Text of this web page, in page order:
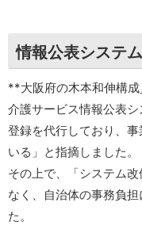
情報公表システ
**大阪府の木本和伸構成
介護サービス情報公表
登録を代行しており、
いる」と指摘しました。
その上で、「システム
なく、自治体の事務負
た。